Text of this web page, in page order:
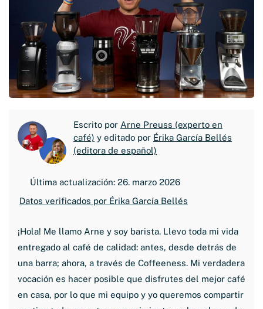
Escrito por Arne Preuss (experto en
café) y editado por Érika García Bellés
(editora de español)
Última actualización: 26. marzo 2026
Datos verificados por Érika García Bellés
¡Hola! Me llamo Arne y soy barista. Llevo toda mi vida
entregado al café de calidad: antes, desde detrás de
una barra; ahora, a través de Coffeeness. Mi verdadera
vocación es hacer posible que disfrutes del mejor café
en casa, por lo que mi equipo y yo queremos compartir